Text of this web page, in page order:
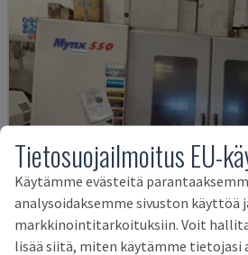
Tietosuojailmoitus EU-
Käytämme evästeitä
analysoidaksemme sivuston käyttöä
markkinointitarkoituksiin. Voit
lisää siitä, miten käytämme tietojasi